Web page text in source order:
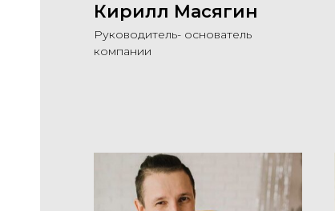
Кирилл Масягин
Руководитель- основатель
компании